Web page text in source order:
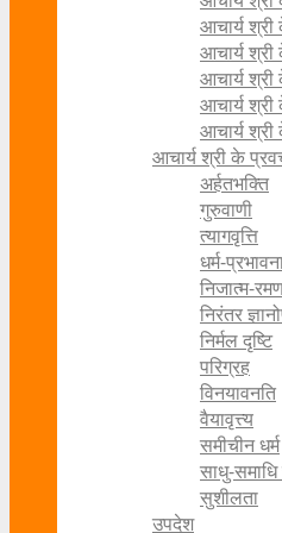
आचार्य श्री
आचार्य
आचार्य
आचार्य
आचार्य
आचार्य श्री के
अर्हतभक्ति
गुरुवाणी
त्यागवृत्ति
धर्म-
निजात्म-
निरंतर
निर्मल दृष्टि
परिग्रह
विनयावनति
वैयावृत्त्य
समीचीन धर्म
साधु-
सुशीलता
उपदेश